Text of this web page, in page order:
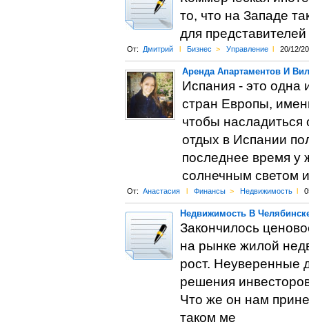
то, что на Западе
для
От: Дмитрий l Бизнес > Управление l 20/12/
Аренда Апартаментов И
Испания - это
стран Европы,
чтобы
отдых в Испании
последнее время у
солнечным светом
От: Анастасия l Финансы > Недвижимость l
Недвижимость В
Закончилось
на рынке жилой
рост. Неуверенные
решения
Что же он нам
таком ме